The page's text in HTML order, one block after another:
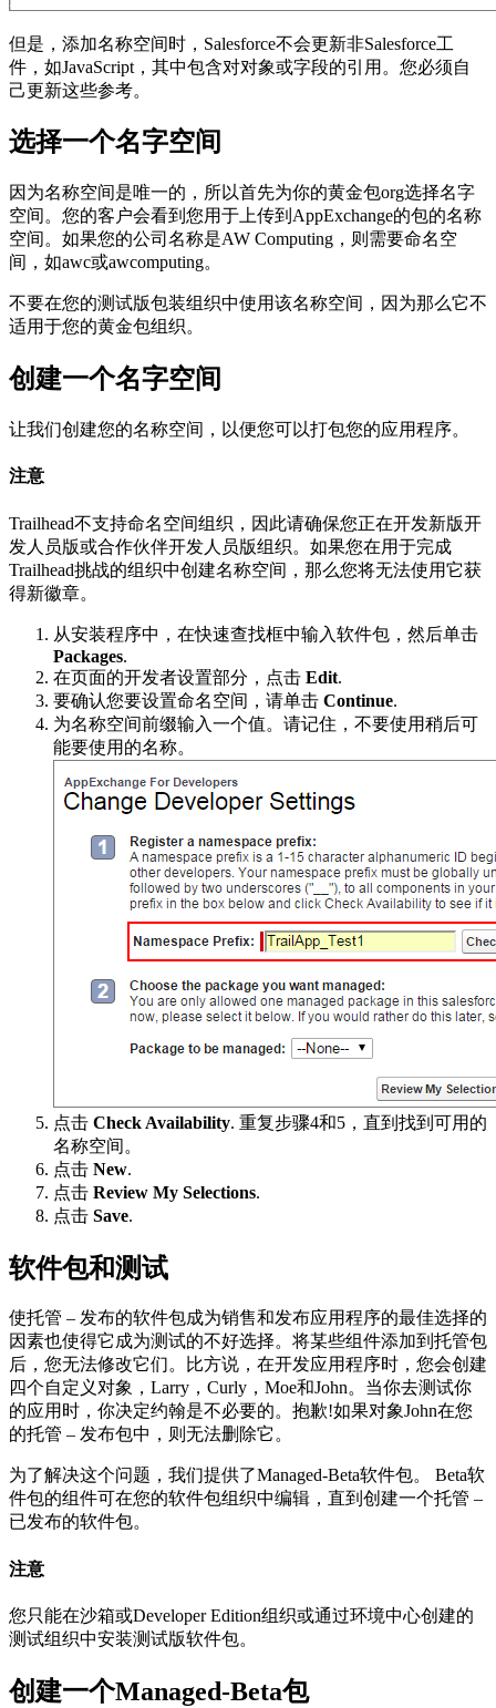
但是，添加名称空间时，Salesforce不会更新非Salesforce工
件，如JavaScript，其中包含对对象或字段的引用。您必须自
己更新这些参考。
选择一个名字空间
因为名称空间是唯一的，所以首先为你的黄金包org选择名字
空间。您的客户会看到您用于上传到AppExchange的包的名称
空间。如果您的公司名称是AW Computing，则需要命名空
间，如awc或awcomputing。
不要在您的测试版包装组织中使用该名称空间，因为那么它不
适用于您的黄金包组织。
创建一个名字空间
让我们创建您的名称空间，以便您可以打包您的应用程序。
注意
Trailhead不支持命名空间组织，因此请确保您正在开发新版开
发人员版或合作伙伴开发人员版组织。如果您在用于完成
Trailhead挑战的组织中创建名称空间，那么您将无法使用它获
得新徽章。
从安装程序中，在快速查找框中输入软件包，然后单击
Packages.
在页面的开发者设置部分，点击 Edit.
要确认您要设置命名空间，请单击 Continue.
为名称空间前缀输入一个值。请记住，不要使用稍后可
能要使用的名称。
点击 Check Availability. 重复步骤4和5，直到找到可用的
名称空间。
点击 New.
点击 Review My Selections.
点击 Save.
软件包和测试
使托管 – 发布的软件包成为销售和发布应用程序的最佳选择的
因素也使得它成为测试的不好选择。将某些组件添加到托管包
后，您无法修改它们。比方说，在开发应用程序时，您会创建
四个自定义对象，Larry，Curly，Moe和John。当你去测试你
的应用时，你决定约翰是不必要的。抱歉!如果对象John在您
的托管 – 发布包中，则无法删除它。
为了解决这个问题，我们提供了Managed-Beta软件包。 Beta软
件包的组件可在您的软件包组织中编辑，直到创建一个托管 –
已发布的软件包。
注意
您只能在沙箱或Developer Edition组织或通过环境中心创建的
测试组织中安装测试版软件包。
创建一个Managed-Beta包